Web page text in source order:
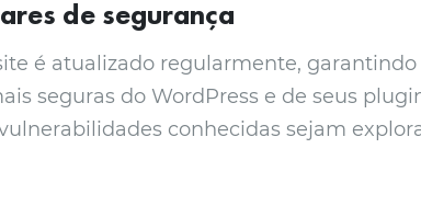
de segurança
é atualizado regularmente, garantindo
seguras do WordPress e de seus
conhecidas sejam